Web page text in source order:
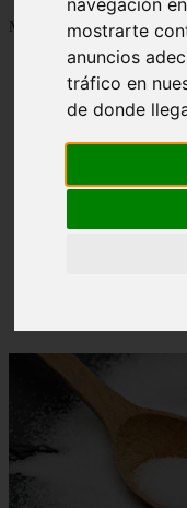
mostrarte
anuncios
tráfico en
de donde
Mostrando 1 - 24 de 1288